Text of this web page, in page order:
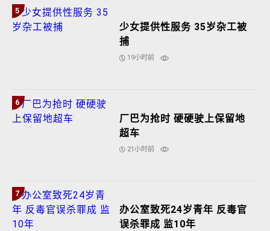
5
少女提供性服务 35岁杂工被
捕
19小时前
6
厂巴为抢时 硬硬驶上保留地
超车
21小时前
7
办公室致死24岁青年 反毒官
误杀罪成 监10年